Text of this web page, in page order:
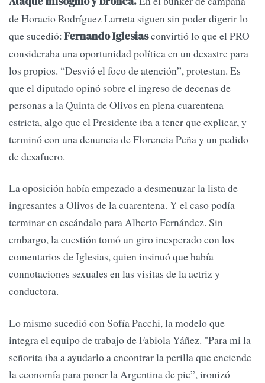
de Horacio Rodríguez Larreta siguen sin poder digerir lo
que sucedió: Fernando Iglesiasconvirtió lo que el PRO
consideraba una oportunidad política en un desastre para
los propios. “Desvió el foco de atención”, protestan. Es
que el diputado opinó sobre el ingreso de decenas de
personas a la Quinta de Olivos en plena cuarentena
estricta, algo que el Presidente iba a tener que explicar, y
terminó con una denuncia de Florencia Peña y un pedido
de desafuero.
La oposición había empezado a desmenuzar la lista de
ingresantes a Olivos de la cuarentena. Y el caso podía
terminar en escándalo para Alberto Fernández. Sin
embargo, la cuestión tomó un giro inesperado con los
comentarios de Iglesias, quien insinuó que había
connotaciones sexuales en las visitas de la actriz y
conductora.
Lo mismo sucedió con Sofía Pacchi, la modelo que
integra el equipo de trabajo de Fabiola Yáñez. "Para mi la
señorita iba a ayudarlo a encontrar la perilla que enciende
la economía para poner la Argentina de pie”, ironizó